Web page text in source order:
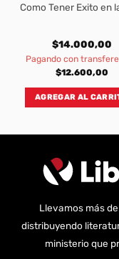
Como Tener Exito en
$14.000,00
Pagando con
$12.600,00
AGREGAR AL
Llevamos más
distribuyendo
ministerio que